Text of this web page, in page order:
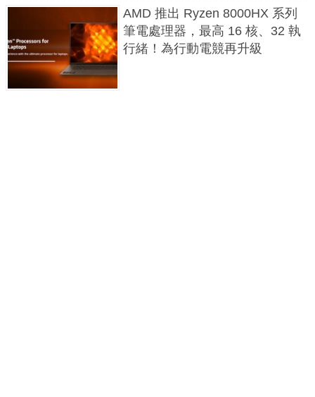
AMD 推出 Ryzen 8000HX 系列
筆電處理器，最高 16 核、32 執
行緒！為行動電競再升級